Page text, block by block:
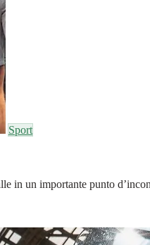
Sport
in un importante punto